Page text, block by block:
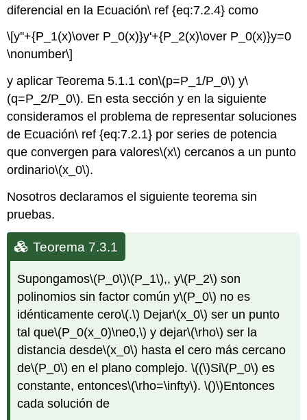
diferencial en la Ecuación\ ref {eq:7.2.4} como
\[y''+{P_1(x)\over P_0(x)}y'+{P_2(x)\over P_0(x)}y=0
\nonumber\]
y aplicar Teorema 5.1.1 con\(p=P_1/P_0\) y\
(q=P_2/P_0\). En esta sección y en la siguiente
consideramos el problema de representar soluciones
de Ecuación\ ref {eq:7.2.1} por series de potencia
que convergen para valores\(x\) cercanos a un punto
ordinario\(x_0\).
Nosotros declaramos el siguiente teorema sin
pruebas.
Teorema 7.3.1
Supongamos\(P_0\)\(P_1\),, y\(P_2\) son
polinomios sin factor común y\(P_0\) no es
idénticamente cero\(.\) Dejar\(x_0\) ser un punto
tal que\(P_0(x_0)\ne0,\) y dejar\(\rho\) ser la
distancia desde\(x_0\) hasta el cero más cercano
de\(P_0\) en el plano complejo.\((\)Si\(P_0\) es
constante, entonces\(\rho=\infty\).\()\)Entonces
cada solución de